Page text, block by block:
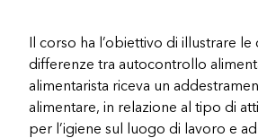
Il corso ha l’obiettivo di illustrare
differenze tra autocontrollo
alimentarista riceva un
alimentare, in relazione al tipo di
per l’igiene sul luogo di lavoro e